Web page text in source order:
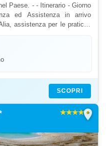
Paese. - - Itinerario - Giorno
ed Assistenza in arrivo
assistenza per le pratiche
SCOPRI
location_on